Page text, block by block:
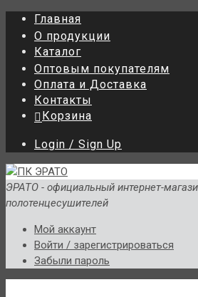
Главная
О продукции
Каталог
Оптовым покупателям
Оплата и Доставка
Контакты
Корзина
Login / Sign Up
ЭРАТО - официальный интернет-
полотенцесушителей
Мой аккаунт
Войти / зарегистрироваться
Забыли пароль